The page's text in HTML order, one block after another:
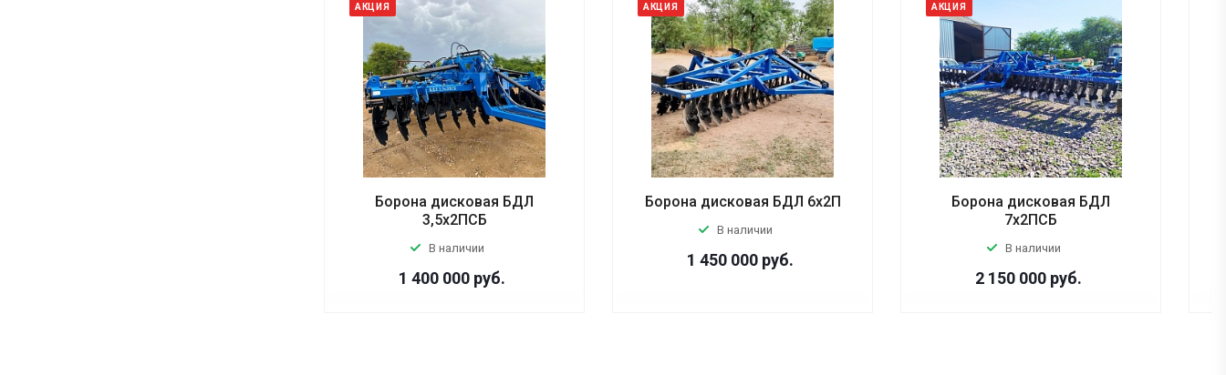
АКЦИЯ
Борона дисковая БДЛ
3,5х2ПСБ
В наличии
1 400 000 руб.
АКЦИЯ
Борона дисковая БДЛ 6х2П
В наличии
1 450 000 руб.
АКЦИЯ
Борона дисковая БДЛ
7х2ПСБ
В наличии
2 150 000 руб.